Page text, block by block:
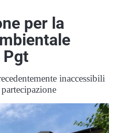
per la
Pgt
inaccessibili